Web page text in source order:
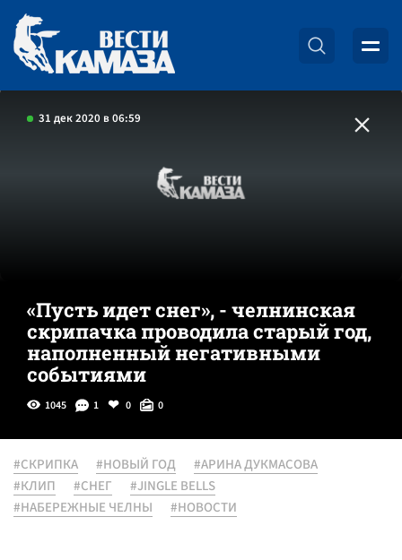
31 дек 2020 в 06:59
«Пусть идет снег», - челнинская
скрипачка проводила старый год,
наполненный негативными
событиями
1045 1 0 0
#СКРИПКА #НОВЫЙ ГОД
#АРИНА ДУКМАСОВА
#КЛИП
#СНЕГ
#JINGLE BELLS
#НАБЕРЕЖНЫЕ ЧЕЛНЫ
#НОВОСТИ